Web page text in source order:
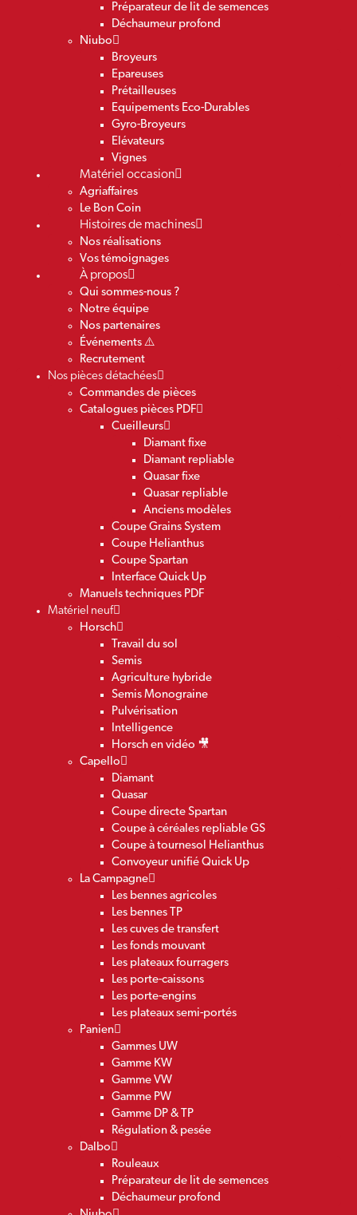
Préparateur de lit de semences
Déchaumeur profond
Niubo
Broyeurs
Epareuses
Prétailleuses
Equipements Eco-Durables
Gyro-Broyeurs
Elévateurs
Vignes
Matériel occasion
Agriaffaires
Le Bon Coin
Histoires de machines
Nos réalisations
Vos témoignages
À propos
Qui sommes-nous ?
Notre équipe
Nos partenaires
Événements ⚠️
Recrutement
Nos pièces détachées
Commandes de pièces
Catalogues pièces PDF
Cueilleurs
Diamant fixe
Diamant repliable
Quasar fixe
Quasar repliable
Anciens modèles
Coupe Grains System
Coupe Helianthus
Coupe Spartan
Interface Quick Up
Manuels techniques PDF
Matériel neuf
Horsch
Travail du sol
Semis
Agriculture hybride
Semis Monograine
Pulvérisation
Intelligence
Horsch en vidéo 🎥
Capello
Diamant
Quasar
Coupe directe Spartan
Coupe à céréales repliable GS
Coupe à tournesol Helianthus
Convoyeur unifié Quick Up
La Campagne
Les bennes agricoles
Les bennes TP
Les cuves de transfert
Les fonds mouvant
Les plateaux fourragers
Les porte-caissons
Les porte-engins
Les plateaux semi-portés
Panien
Gammes UW
Gamme KW
Gamme VW
Gamme PW
Gamme DP & TP
Régulation & pesée
Dalbo
Rouleaux
Préparateur de lit de semences
Déchaumeur profond